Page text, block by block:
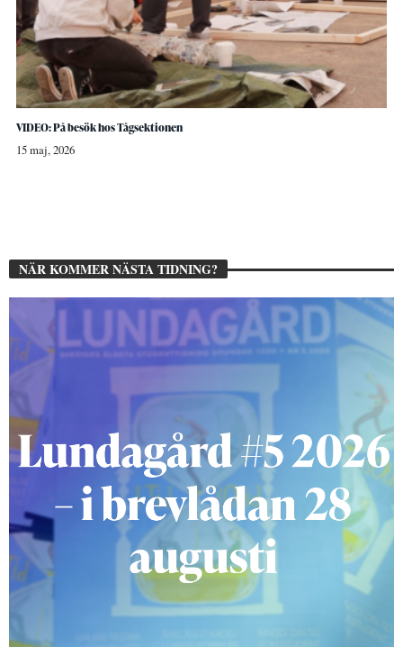
VIDEO: På besök hos Tågsektionen
15 maj, 2026
NÄR KOMMER NÄSTA TIDNING?